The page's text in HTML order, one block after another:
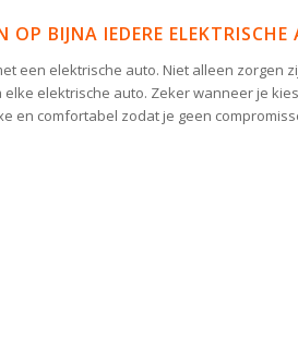
BIJNA IEDERE ELEKTRISCHE
een elektrische auto. Niet alleen zorgen
elektrische auto. Zeker wanneer je
en comfortabel zodat je geen